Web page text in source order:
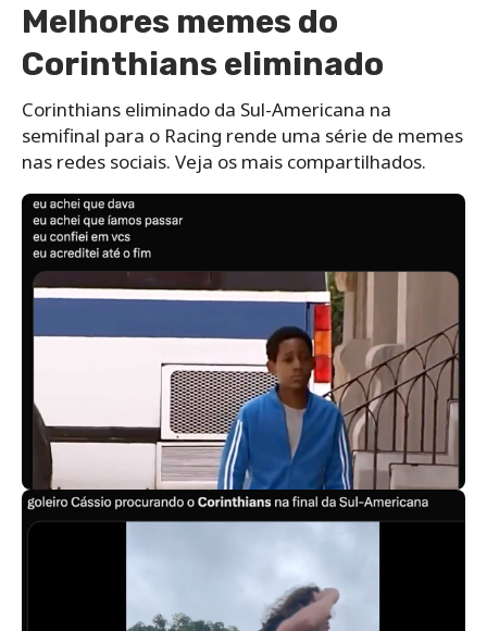
Melhores memes do
Corinthians eliminado
Corinthians eliminado da Sul-Americana na
semifinal para o Racing rende uma série de memes
nas redes sociais. Veja os mais compartilhados.